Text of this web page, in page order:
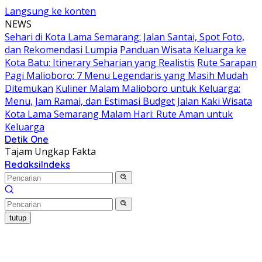
Langsung ke konten
NEWS
Sehari di Kota Lama Semarang: Jalan Santai, Spot Foto,
dan Rekomendasi Lumpia Panduan Wisata Keluarga ke
Kota Batu: Itinerary Seharian yang Realistis Rute Sarapan
Pagi Malioboro: 7 Menu Legendaris yang Masih Mudah
Ditemukan Kuliner Malam Malioboro untuk Keluarga:
Menu, Jam Ramai, dan Estimasi Budget Jalan Kaki Wisata
Kota Lama Semarang Malam Hari: Rute Aman untuk
Keluarga
Detik One
Tajam Ungkap Fakta
RedaksiIndeks
tutup